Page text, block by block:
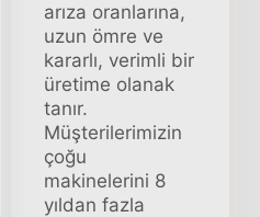
arıza oranlarına,
uzun ömre ve
kararlı, verimli bir
üretime olanak
tanır.
Müşterilerimizin
çoğu
makinelerini 8
yıldan fazla